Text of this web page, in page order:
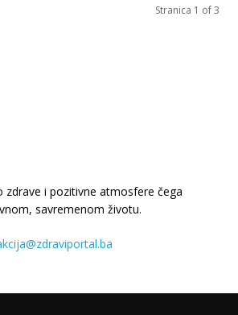
Stranica 1 of 3
i pozitivne atmosfere čega
savremenom životu.